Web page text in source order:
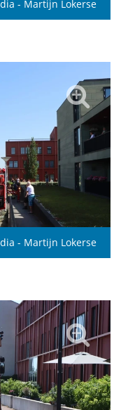
- Martijn Lokerse
- Martijn Lokerse